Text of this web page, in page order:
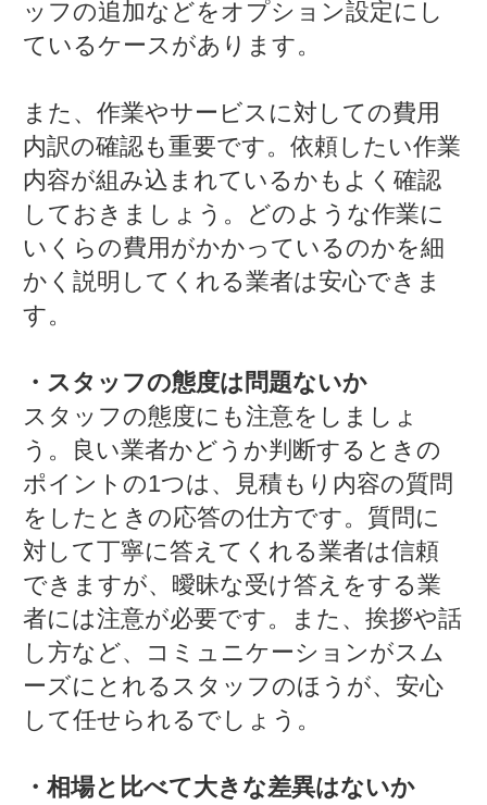
ッフの追加などをオプション設定にし
ているケースがあります。
また、作業やサービスに対しての費用
内訳の確認も重要です。依頼したい作業
内容が組み込まれているかもよく確認
しておきましょう。どのような作業に
いくらの費用がかかっているのかを細
かく説明してくれる業者は安心できま
す。
・スタッフの態度は問題ないか
スタッフの態度にも注意をしましょ
う。良い業者かどうか判断するときの
ポイントの1つは、見積もり内容の質問
をしたときの応答の仕方です。質問に
対して丁寧に答えてくれる業者は信頼
できますが、曖昧な受け答えをする業
者には注意が必要です。また、挨拶や話
し方など、コミュニケーションがスム
ーズにとれるスタッフのほうが、安心
して任せられるでしょう。
・相場と比べて大きな差異はないか